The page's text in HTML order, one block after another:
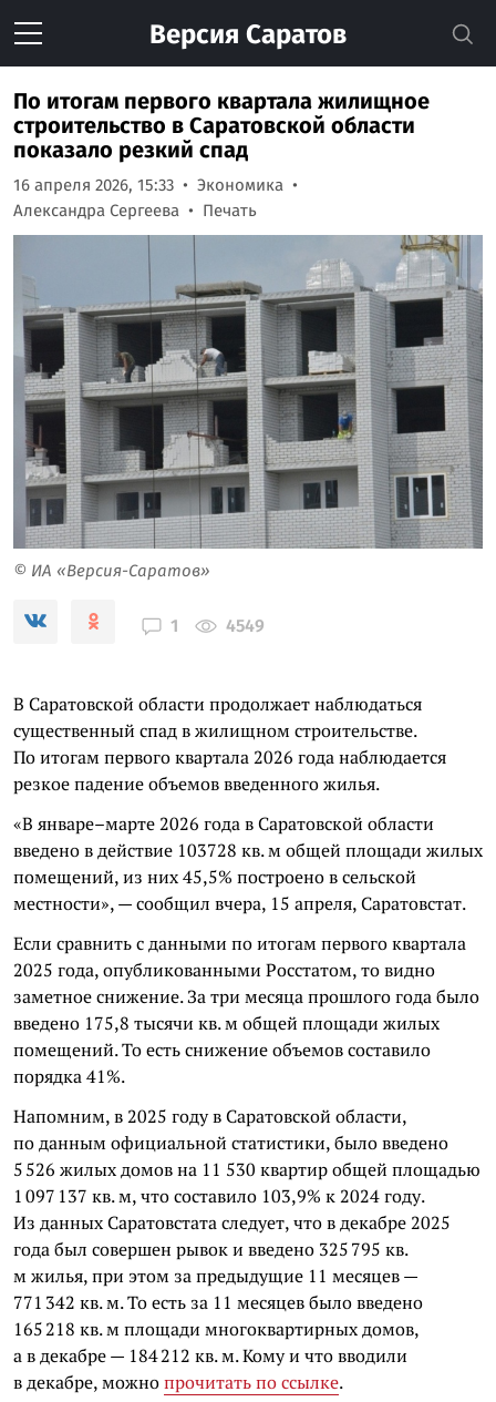
Версия Саратов
По итогам первого квартала жилищное
строительство в Саратовской области
показало резкий спад
16 апреля 2026, 15:33
Экономика
Александра Сергеева
Печать
© ИА «Версия-Саратов»
1 4549
В Саратовской области продолжает наблюдаться
существенный спад в жилищном строительстве.
По итогам первого квартала 2026 года наблюдается
резкое падение объемов введенного жилья.
«В январе–марте 2026 года в Саратовской области
введено в действие 103728 кв. м общей площади жилых
помещений, из них 45,5% построено в сельской
местности», — сообщил вчера, 15 апреля, Саратовстат.
Если сравнить с данными по итогам первого квартала
2025 года, опубликованными Росстатом, то видно
заметное снижение. За три месяца прошлого года было
введено 175,8 тысячи кв. м общей площади жилых
помещений. То есть снижение объемов составило
порядка 41%.
Напомним, в 2025 году в Саратовской области,
по данным официальной статистики, было введено
5 526 жилых домов на 11 530 квартир общей площадью
1 097 137 кв. м, что составило 103,9% к 2024 году.
Из данных Саратовстата следует, что в декабре 2025
года был совершен рывок и введено 325 795 кв.
м жилья, при этом за предыдущие 11 месяцев —
771 342 кв. м. То есть за 11 месяцев было введено
165 218 кв. м площади многоквартирных домов,
а в декабре — 184 212 кв. м. Кому и что вводили
в декабре, можнопрочитать по ссылке.